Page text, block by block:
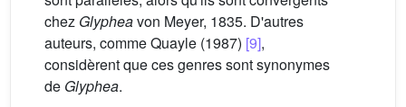
chez Glypheavon Meyer, 1835. D'autres
auteurs, comme Quayle (1987) [9],
considèrent que ces genres sont synonymes
de Glyphea.